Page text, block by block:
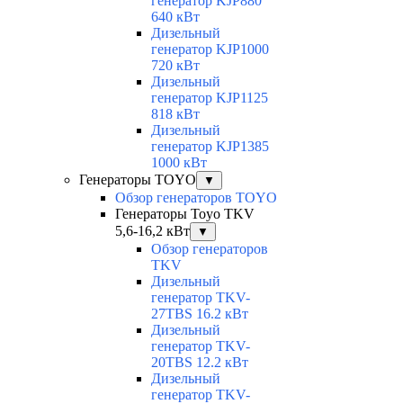
640 кВт
Дизельный
генератор KJP1000
720 кВт
Дизельный
генератор KJP1125
818 кВт
Дизельный
генератор KJP1385
1000 кВт
Генераторы TOYO
▼
Обзор генераторов TOYO
Генераторы Toyo TKV
5,6-16,2 кВт
▼
Обзор генераторов
TKV
Дизельный
генератор TKV-
27TBS 16.2 кВт
Дизельный
генератор TKV-
20TBS 12.2 кВт
Дизельный
генератор TKV-